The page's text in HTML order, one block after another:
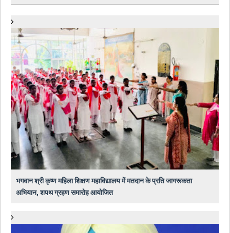
भगवान श्री कृष्ण महिला शिक्षण महाविद्यालय में मतदान के प्रति जागरूकता
अभियान, शपथ ग्रहण समारोह आयोजित